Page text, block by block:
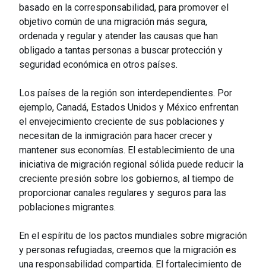
basado en la corresponsabilidad, para promover el
objetivo común de una migración más segura,
ordenada y regular y atender las causas que han
obligado a tantas personas a buscar protección y
seguridad económica en otros países.
Los países de la región son interdependientes. Por
ejemplo, Canadá, Estados Unidos y México enfrentan
el envejecimiento creciente de sus poblaciones y
necesitan de la inmigración para hacer crecer y
mantener sus economías. El establecimiento de una
iniciativa de migración regional sólida puede reducir la
creciente presión sobre los gobiernos, al tiempo de
proporcionar canales regulares y seguros para las
poblaciones migrantes.
En el espíritu de los pactos mundiales sobre migración
y personas refugiadas, creemos que la migración es
una responsabilidad compartida. El fortalecimiento de